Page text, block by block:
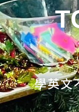
學英文